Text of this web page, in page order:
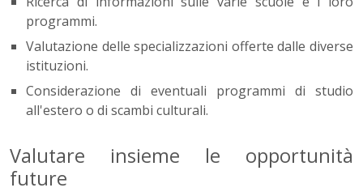
programmi.
Valutazione delle specializzazioni offerte dalle diverse
istituzioni.
Considerazione di eventuali programmi di studio
all'estero o di scambi culturali.
Valutare insieme le opportunità
future